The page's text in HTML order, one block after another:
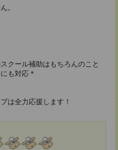
。
クール補助はもちろんのこと
も対応＊
は全力応援します！